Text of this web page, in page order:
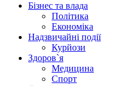
Бізнес та влада
Політика
Економіка
Надзвичайні події
Курйози
Здоров`я
Медицина
Спорт